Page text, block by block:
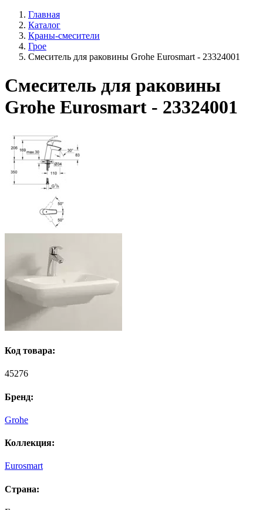
Главная
Каталог
Краны-смесители
Грое
Смеситель для раковины Grohe Eurosmart - 23324001
Смеситель для раковины
Grohe Eurosmart - 23324001
Код товара:
45276
Бренд:
Grohe
Коллекция:
Eurosmart
Страна: